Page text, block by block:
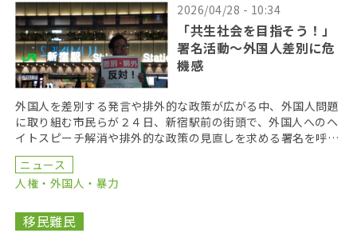
2026/04/28 - 10:34
「共生社会を目指そう！」
署名活動〜外国人差別に危
機感
外国人を差別する発言や排外的な政策が広がる中、外国人問題
に取り組む市民らが２４日、新宿駅前の街頭で、外国人へのヘ
イトスピーチ解消や排外的な政策の見直しを求める署名を呼び
かけた。外国人排斥に危機感を抱いた市民ら５０人が参加 […]
ニュース
人権・外国人・暴力
移民難民